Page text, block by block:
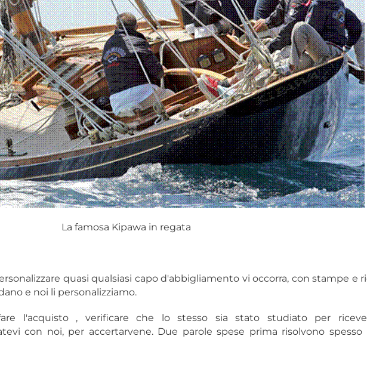
La famosa Kipawa in regata
quasi qualsiasi capo d'abbigliamento vi occorra, con stampe e
e noi li personalizziamo.
l'acquisto , verificare che lo stesso sia stato studiato per
con noi, per accertarvene. Due parole spese prima risolvono spesso